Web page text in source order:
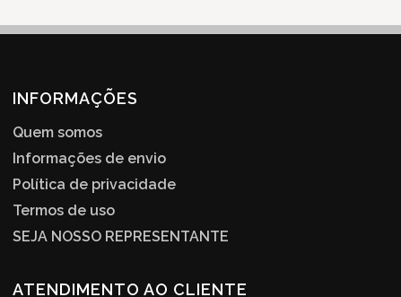
INFORMAÇÕES
Quem somos
Informações de envio
Política de privacidade
Termos de uso
SEJA NOSSO REPRESENTANTE
ATENDIMENTO AO CLIENTE